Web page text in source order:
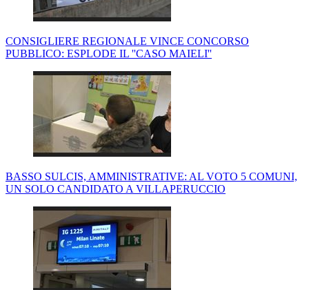
CONSIGLIERE REGIONALE VINCE CONCORSO
PUBBLICO: ESPLODE IL ''CASO MAIELI''
BASSO SULCIS, AMMINISTRATIVE: AL VOTO 5 COMUNI,
UN SOLO CANDIDATO A VILLAPERUCCIO